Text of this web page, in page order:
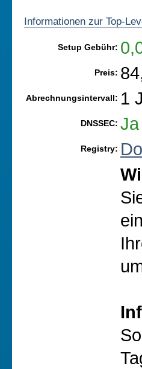
Informationen zur Top-
Setup Gebühr:
Preis:
Abrechnungsintervall: 1
DNSSEC: Ja
Registry: